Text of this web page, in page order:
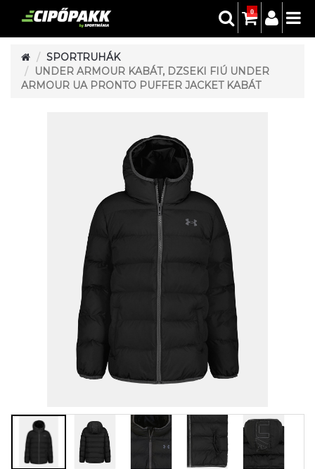
0
SPORTRUHÁK
UNDER ARMOUR KABÁT, DZSEKI FIÚ UNDER
ARMOUR UA PRONTO PUFFER JACKET KABÁT